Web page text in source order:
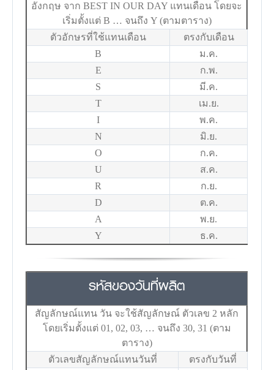
อังกฤษ จาก BEST IN OUR DAY แทนเดือน โดยจะ
เริ่มตั้งแต่ B … จนถึง Y (ตามตาราง)
ตัวอักษรที่ใช้แทนเดือน
ตรงกับเดือน
B
ม.ค.
E
ก.พ.
S
มี.ค.
T
เม.ย.
I
พ.ค.
N
มิ.ย.
O
ก.ค.
U
ส.ค.
R
ก.ย.
D
ต.ค.
A
พ.ย.
Y
ธ.ค.
รหัสของวันที่ผลิต
สัญลักษณ์แทน วัน จะใช้สัญลักษณ์ ตัวเลข 2 หลัก
โดยเริ่มตั้งแต่ 01, 02, 03, … จนถึง 30, 31 (ตาม
ตาราง)
ตัวเลขสัญลักษณ์แทนวันที่
ตรงกับวันที่